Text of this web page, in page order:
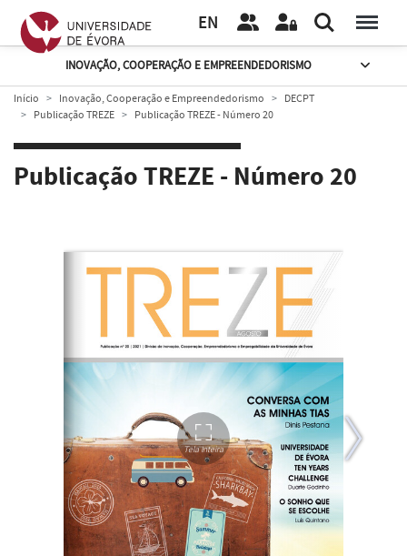
EN
INOVAÇÃO, COOPERAÇÃO E EMPREENDEDORISMO
Início Inovação, Cooperação e Empreendedorismo
DECPT
Publicação TREZE
Publicação TREZE - Número 20
Publicação TREZE - Número 20